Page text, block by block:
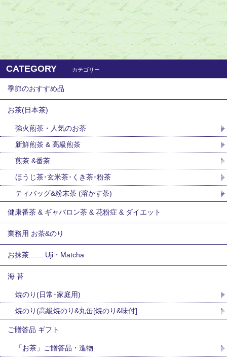
CATEGORY カテゴリー
季節のおすすめ品
お茶(日本茶)
強火煎茶・人気のお茶
新鮮煎茶 & 高級煎茶
煎茶 &番茶
ほうじ茶･玄米茶･くき茶･粉茶
ティバッグ&粉末茶 (溶かす茶)
健康番茶 & ギャバロン茶 & 花粉症 & ダイエット
業務用 お茶&のり
お抹茶....... Uji・Matcha
海 苔
焼のり(日常･家庭用)
焼のり(高級焼のり&丸缶[焼のり&味付]
ご贈答品 ギフト
「お茶」ご贈答品・進物